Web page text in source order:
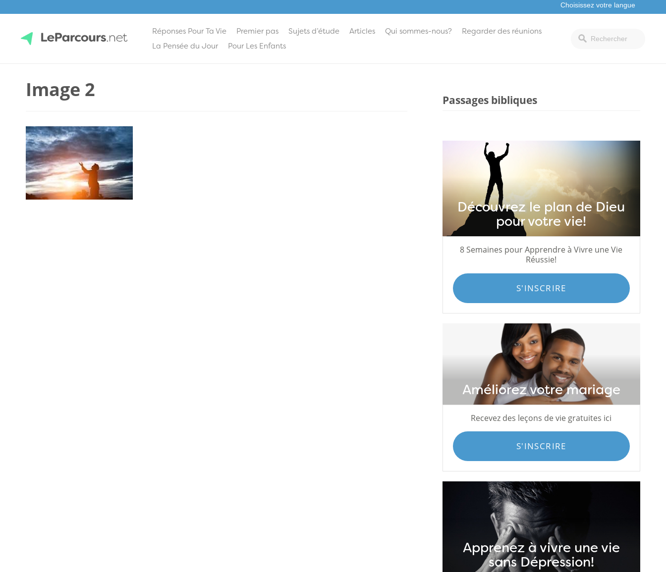
Réponses Pour Ta Vie Premier pas Sujets d’étude Articles Qui sommes-nous?
Regarder des réunions
La Pensée du Jour
Pour Les Enfants
Image 2 Passages bibliques
Découvrez le plan de Dieu
pour votre vie!
8 Semaines pour Apprendre à Vivre une Vie
Réussie!
S'INSCRIRE
Améliorez votre mariage
Recevez des leçons de vie gratuites ici
S'INSCRIRE
Apprenez à vivre une vie
sans Dépression!